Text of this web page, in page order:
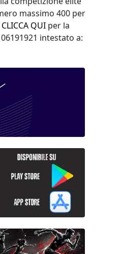
massimo 400 per
CLICCA QUI per la
intestato a: